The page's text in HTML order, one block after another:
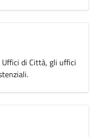
di Città, gli uffici